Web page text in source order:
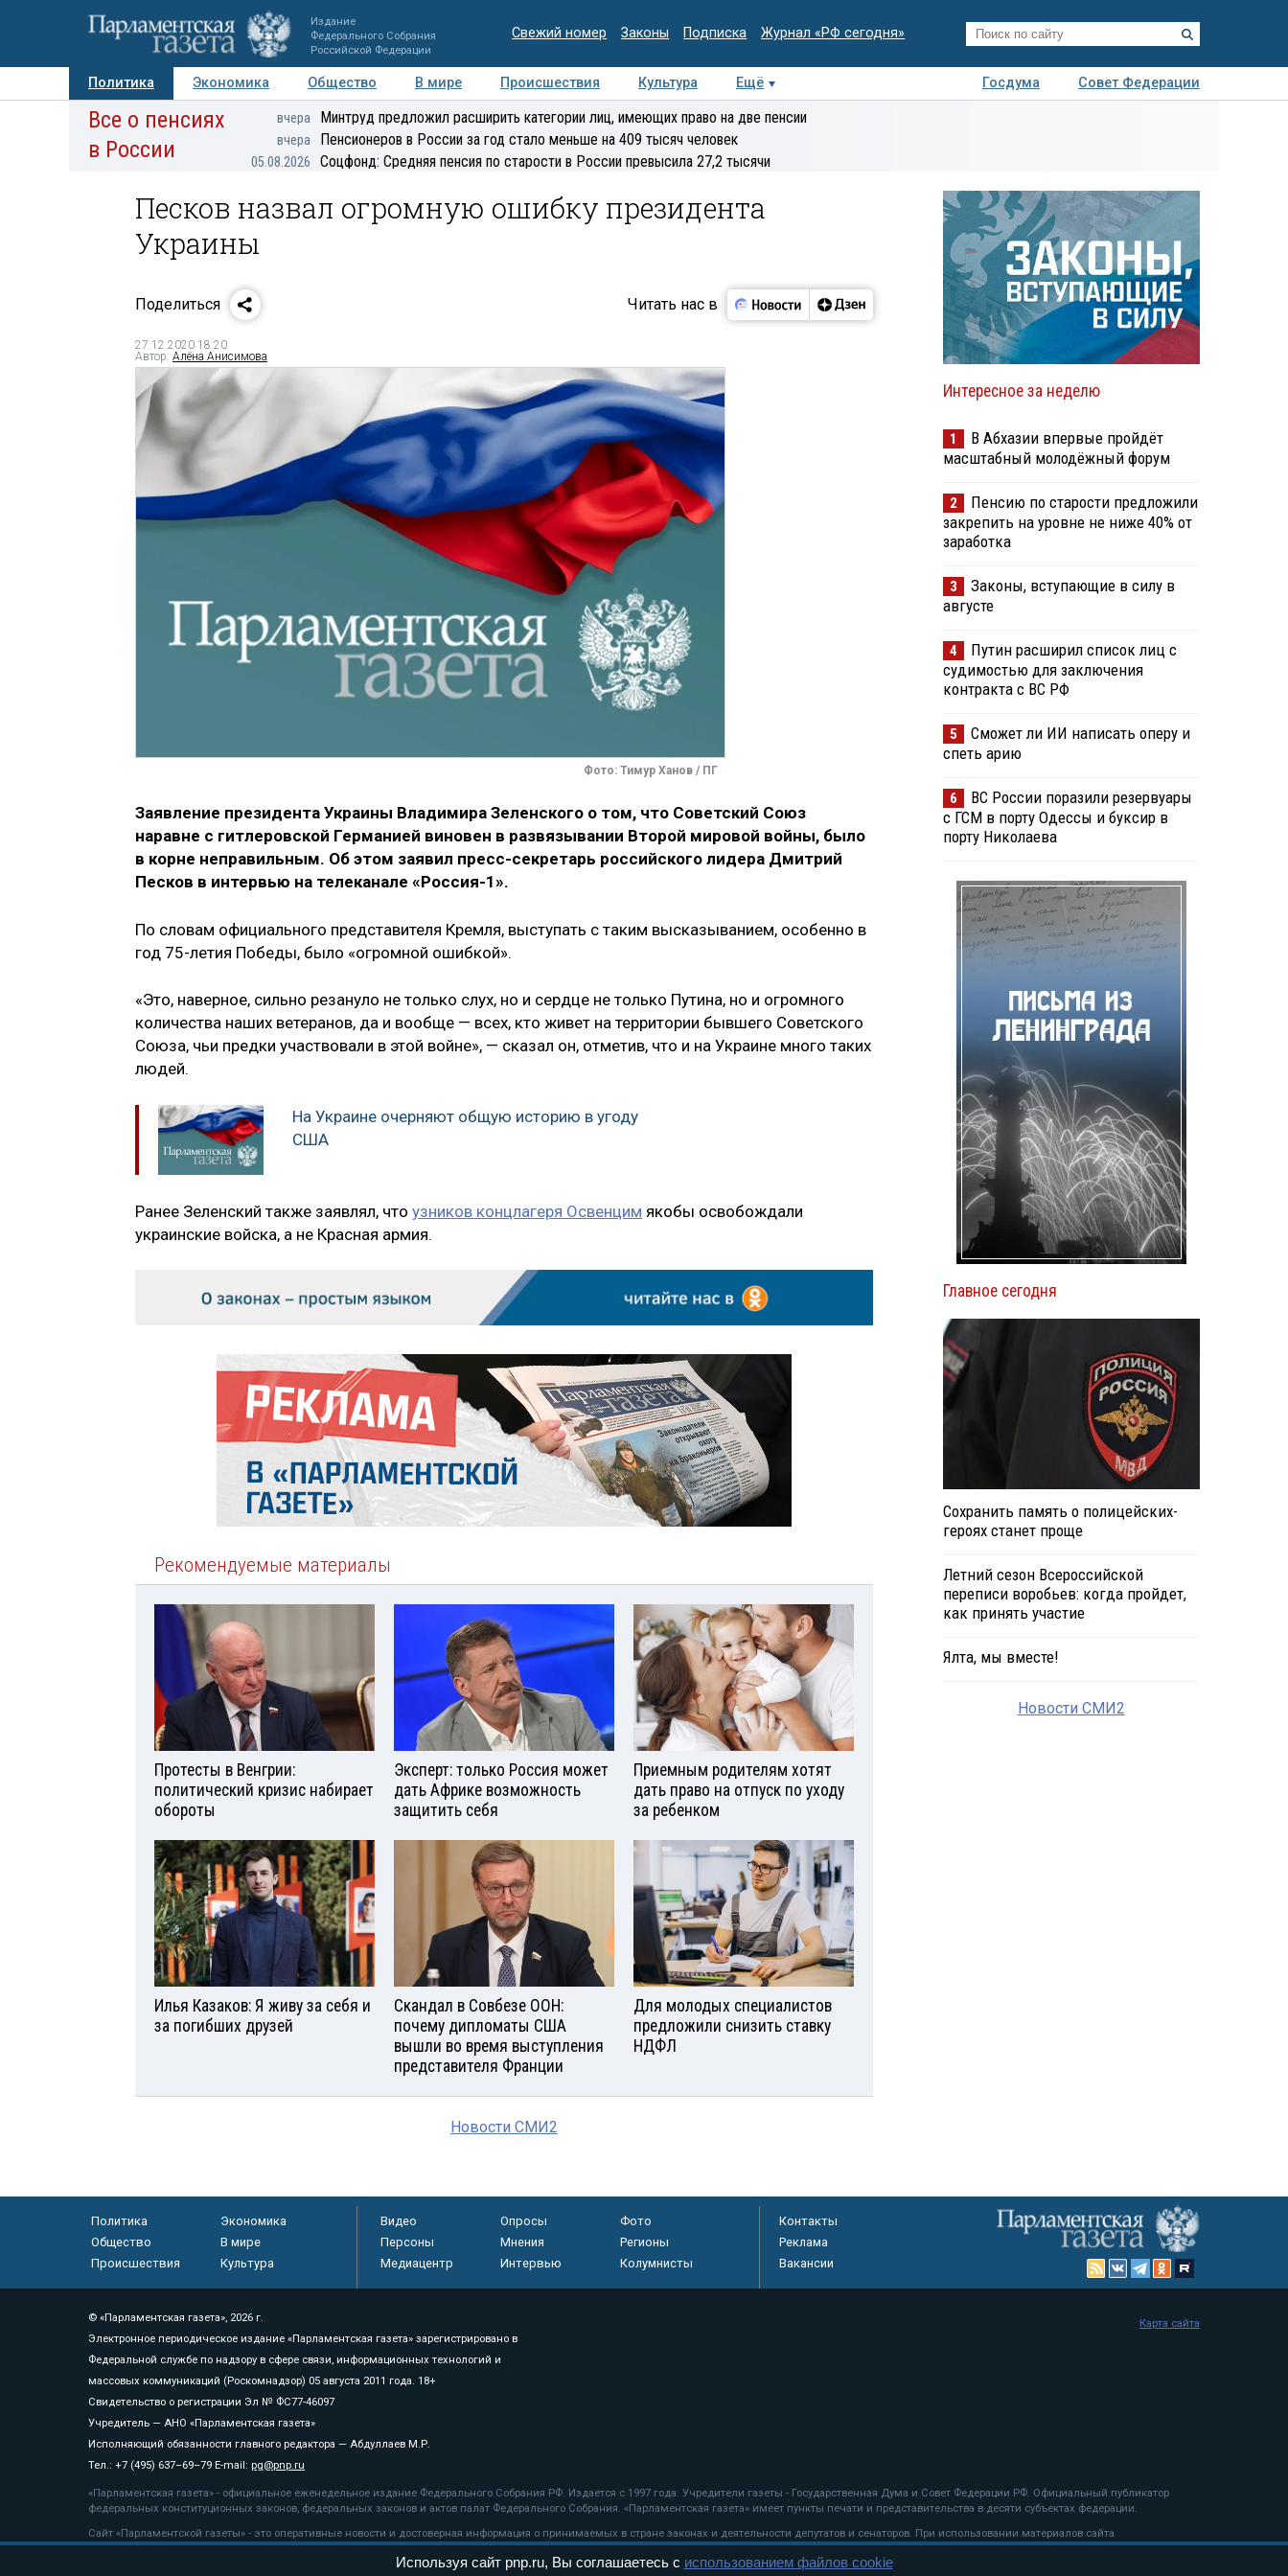
Издание
Федерального Собрания
Российской Федерации
Свежий номер Законы Подписка Журнал «РФ сегодня»
Политика Экономика Общество В мире Происшествия Культура Ещё Госдума
Совет Федерации
Авторы Персоны Мнения Регионы Медиацентр Интервью Колумнисты
Деловая
Все о пенсиях
в России
вчера Минтруд предложил расширить категории лиц, имеющих право на две пенсии
вчера Пенсионеров в России за год стало меньше на 409 тысяч человек
05.08.2026 Соцфонд: Средняя пенсия по старости в России превысила 27,2 тысячи
Песков назвал огромную ошибку президента
Украины
Поделиться Читать нас в
27.12.2020 18:20
Автор: Алёна Анисимова
Фото: Тимур Ханов / ПГ
Заявление президента Украины Владимира Зеленского о том, что Советский Союз
наравне с гитлеровской Германией виновен в развязывании Второй мировой войны, было
в корне неправильным. Об этом заявил пресс-секретарь российского лидера Дмитрий
Песков в интервью на телеканале «Россия-1».
По словам официального представителя Кремля, выступать с таким высказыванием, особенно в
год 75-летия Победы, было «огромной ошибкой».
«Это, наверное, сильно резануло не только слух, но и сердце не только Путина, но и огромного
количества наших ветеранов, да и вообще — всех, кто живет на территории бывшего Советского
Союза, чьи предки участвовали в этой войне», — сказал он, отметив, что и на Украине много таких
людей.
На Украине очерняют общую историю в угоду
США
Ранее Зеленский также заявлял, что узников концлагеря Освенцим якобы освобождали
украинские войска, а не Красная армия.
Рекомендуемые материалы
Протесты в Венгрии:
политический кризис набирает
обороты
Эксперт: только Россия может
дать Африке возможность
защитить себя
Приемным родителям хотят
дать право на отпуск по уходу
за ребенком
Илья Казаков: Я живу за себя и
за погибших друзей
Скандал в Совбезе ООН:
почему дипломаты США
вышли во время выступления
представителя Франции
Для молодых специалистов
предложили снизить ставку
НДФЛ
Новости СМИ2
Интересное за неделю
1
В Абхазии впервые пройдёт
масштабный молодёжный форум
2
Пенсию по старости предложили
закрепить на уровне не ниже 40% от
заработка
3
Законы, вступающие в силу в
августе
4
Путин расширил список лиц с
судимостью для заключения
контракта с ВС РФ
5
Сможет ли ИИ написать оперу и
спеть арию
6
ВС России поразили резервуары
с ГСМ в порту Одессы и буксир в
порту Николаева
Главное сегодня
Сохранить память о полицейских-
героях станет проще
Летний сезон Всероссийской
переписи воробьев: когда пройдет,
как принять участие
Ялта, мы вместе!
Новости СМИ2
Политика
Экономика
Общество
В мире
Происшествия
Культура
Видео Опросы
Фото
Персоны
Мнения
Регионы
Медиацентр
Интервью Колумнисты
Контакты
Реклама
Вакансии
© «Парламентская газета», 2026 г.
Электронное периодическое издание «Парламентская газета» зарегистрировано в
Федеральной службе по надзору в сфере связи, информационных технологий и
массовых коммуникаций (Роскомнадзор) 05 августа 2011 года. 18+
Свидетельство о регистрации Эл № ФС77-46097
Учредитель — АНО «Парламентская газета»
Исполняющий обязанности главного редактора — Абдуллаев М.Р.
Тел.: +7 (495) 637–69–79 E-mail: pg@pnp.ru
«Парламентская газета» - официальное еженедельное издание Федерального Собрания РФ. Издается с 1997 года. Учредители газеты - Государственная Дума и Совет Федерации РФ. Официальный публикатор
федеральных конституционных законов, федеральных законов и актов палат Федерального Собрания. «Парламентская газета» имеет пункты печати и представительства в десяти субъектах федерации.
Сайт «Парламентской газеты» - это оперативные новости и достоверная информация о принимаемых в стране законах и деятельности депутатов и сенаторов. При использовании материалов сайта
«Парламентской газеты» активная ссылка на pnp.ru обязательна.
Карта сайта
Используя сайт pnp.ru, Вы соглашаетесь с использованием файлов cookie